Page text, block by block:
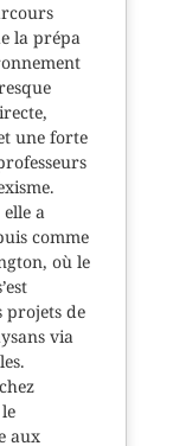
la prépa
une forte
elle a
comme
où le
projets de
via
aux